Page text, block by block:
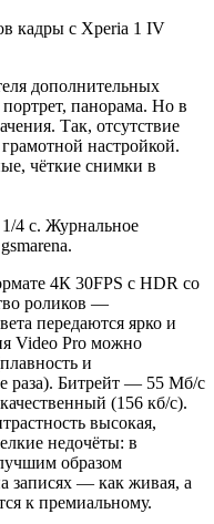
кадры с Xperia 1 IV
дополнительных
панорама. Но в
Так, отсутствие
настройкой.
чёткие снимки в
4 c. Журнальное
4К 30FPS c HDR со
роликов —
передаются ярко и
Video Pro можно
и
раза). Битрейт — 55 Мб/с
(156 кб/с).
высокая,
недочёты: в
образом
записях — как живая, а
к премиальному.